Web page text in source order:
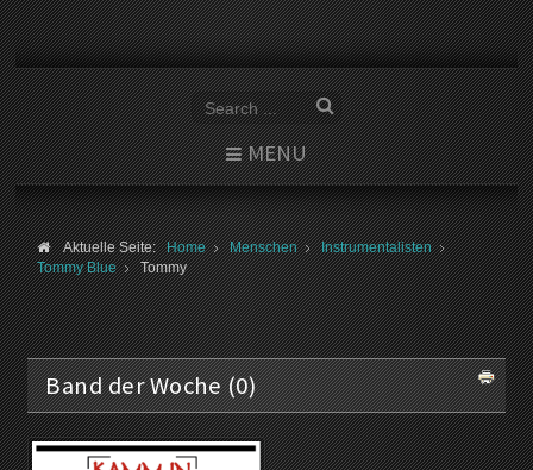
MENU
Aktuelle Seite:Home Menschen
Instrumentalisten
Tommy Blue
Tommy
Band der Woche (0)